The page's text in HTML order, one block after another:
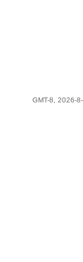
GMT-8, 2026-